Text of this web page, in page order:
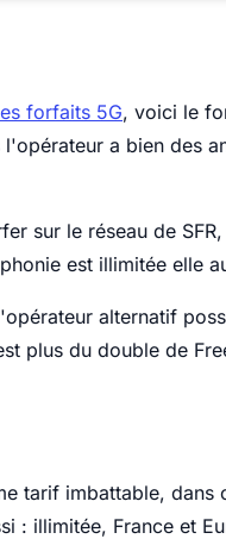
forfaits 5G, voici le
a bien des
sur le réseau de
est illimitée elle
alternatif
plus du double de
tarif imbattable, dans
: illimitée, France et